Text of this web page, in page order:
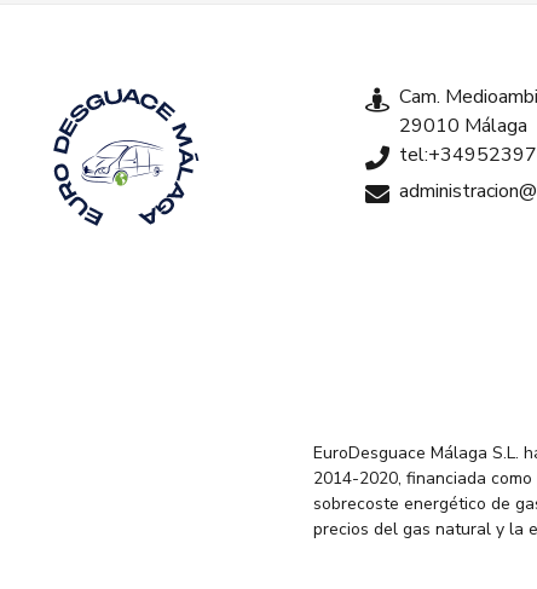
Cam.
29010 Málaga
EuroDesguace Málaga S.L.
2014-2020, financiada
sobrecoste energético de
precios del gas natural y la